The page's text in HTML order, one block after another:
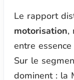
Le rapport
motorisation,
entre
Sur le
dominent : la